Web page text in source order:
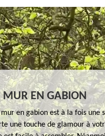
MUR EN GABION
mur en gabion est à la fois
une touche de glamour à